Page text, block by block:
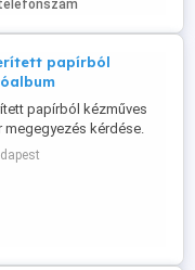
...
papírból
papírból kézműves
megegyezés kérdése.
fénykép: 10 x 15
szélessége: 16 cm.
20 cm.